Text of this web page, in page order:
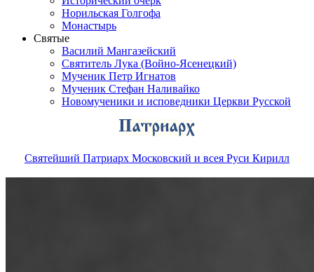
Норильская Голгофа
Монастырь
Святые
Василий Мангазейский
Святитель Лука (Войно-Ясенецкий)
Мученик Петр Игнатов
Мученик Стефан Наливайко
Новомученики и исповедники Церкви Русской
Святейший Патриарх Московский и всея Руси Кирилл